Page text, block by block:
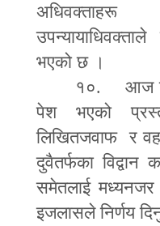
अधिवक्ताहरू
भएको छ ।
१०. आज
पेश भएको
लिखितजवाफ र
दुवैतर्फका
समेतलाई मध्यनजर
इजलासले निर्णय